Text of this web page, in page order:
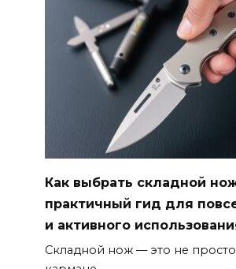
Как выбрать складной
практичный гид для
и активного
Складной нож — это не